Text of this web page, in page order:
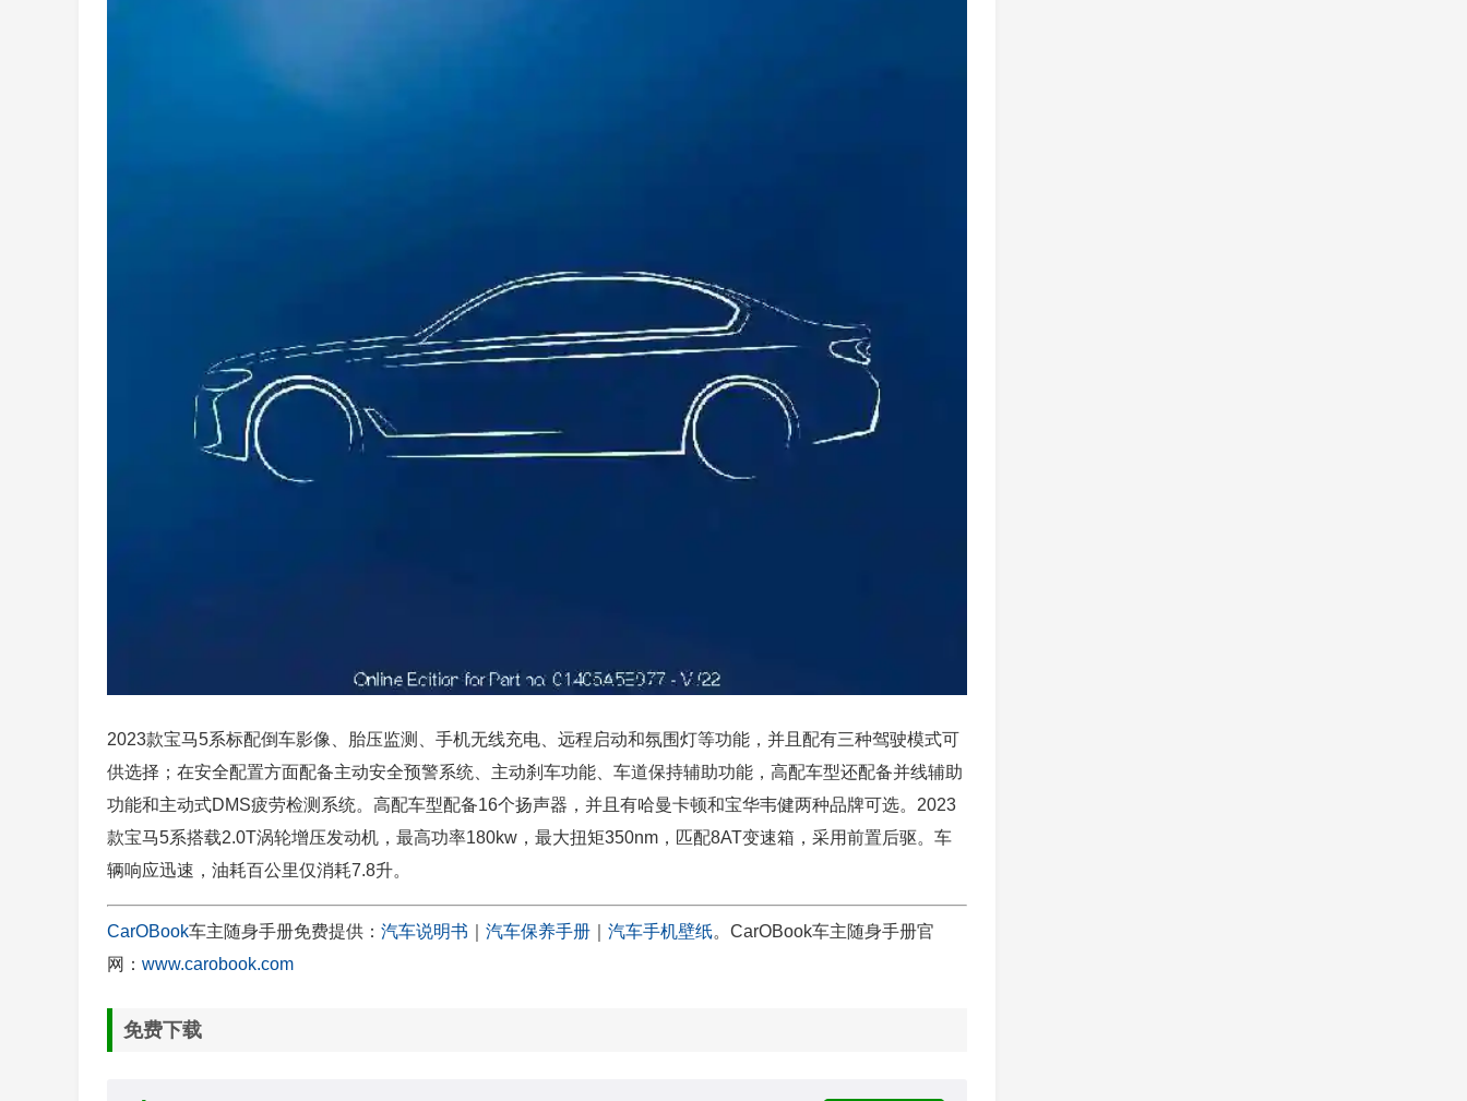
2023款宝马5系标配倒车影像、胎压监测、手机无线充电、远程启动和氛围灯等功能，并且配有三种驾驶模式可
供选择；在安全配置方面配备主动安全预警系统、主动刹车功能、车道保持辅助功能，高配车型还配备并线辅助
功能和主动式DMS疲劳检测系统。高配车型配备16个扬声器，并且有哈曼卡顿和宝华韦健两种品牌可选。2023
款宝马5系搭载2.0T涡轮增压发动机，最高功率180kw，最大扭矩350nm，匹配8AT变速箱，采用前置后驱。车
辆响应迅速，油耗百公里仅消耗7.8升。
CarOBook车主随身手册免费提供： 汽车说明书 汽车保养手册 汽车手机壁纸。CarOBook车主随身手册官
网： www.carobook.com
免费下载